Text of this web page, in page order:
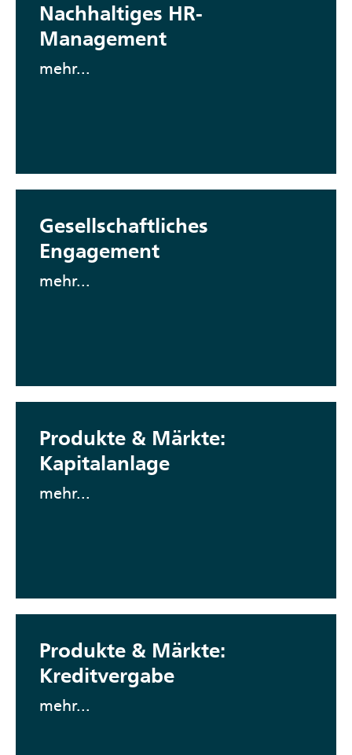
Nachhaltiges HR-
Management
mehr...
Gesellschaftliches
Engagement
mehr...
Produkte & Märkte:
Kapitalanlage
mehr...
Produkte & Märkte:
Kreditvergabe
mehr...